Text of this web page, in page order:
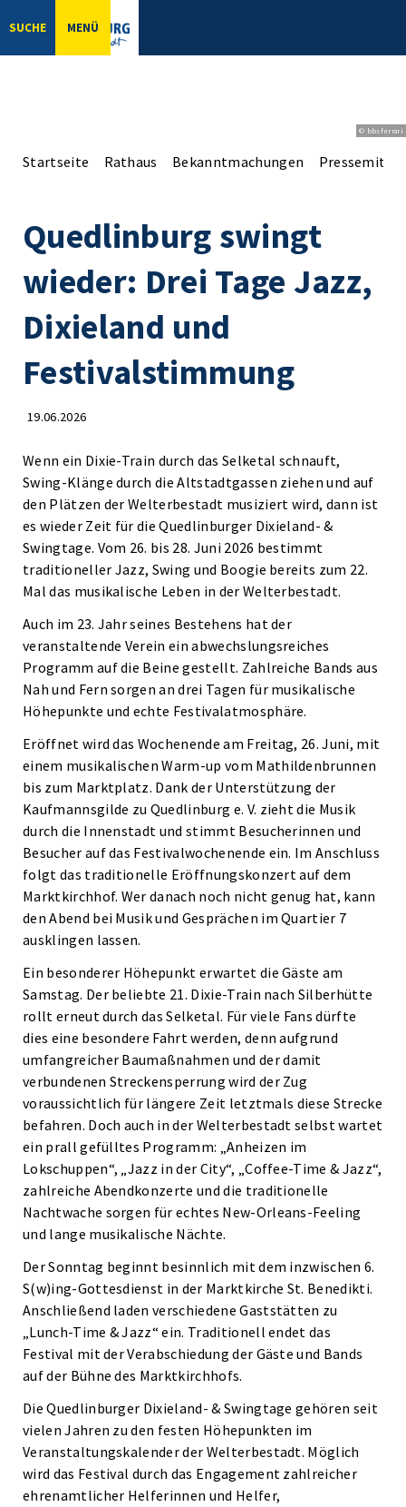
SUCHE MENÜ
© bbsferrari
Startseite Rathaus Bekanntmachungen
Quedlinburg swingt
wieder: Drei Tage Jazz,
Dixieland und
Festivalstimmung
19.06.2026
Wenn ein Dixie-Train durch das Selketal schnauft,
Swing-Klänge durch die Altstadtgassen ziehen und auf
den Plätzen der Welterbestadt musiziert wird, dann ist
es wieder Zeit für die Quedlinburger Dixieland- &
Swingtage. Vom 26. bis 28. Juni 2026 bestimmt
traditioneller Jazz, Swing und Boogie bereits zum 22.
Mal das musikalische Leben in der Welterbestadt.
Auch im 23. Jahr seines Bestehens hat der
veranstaltende Verein ein abwechslungsreiches
Programm auf die Beine gestellt. Zahlreiche Bands aus
Nah und Fern sorgen an drei Tagen für musikalische
Höhepunkte und echte Festivalatmosphäre.
Eröffnet wird das Wochenende am Freitag, 26. Juni, mit
einem musikalischen Warm-up vom Mathildenbrunnen
bis zum Marktplatz. Dank der Unterstützung der
Kaufmannsgilde zu Quedlinburg e. V. zieht die Musik
durch die Innenstadt und stimmt Besucherinnen und
Besucher auf das Festivalwochenende ein. Im Anschluss
folgt das traditionelle Eröffnungskonzert auf dem
Marktkirchhof. Wer danach noch nicht genug hat, kann
den Abend bei Musik und Gesprächen im Quartier 7
ausklingen lassen.
Ein besonderer Höhepunkt erwartet die Gäste am
Samstag. Der beliebte 21. Dixie-Train nach Silberhütte
rollt erneut durch das Selketal. Für viele Fans dürfte
dies eine besondere Fahrt werden, denn aufgrund
umfangreicher Baumaßnahmen und der damit
verbundenen Streckensperrung wird der Zug
voraussichtlich für längere Zeit letztmals diese Strecke
befahren. Doch auch in der Welterbestadt selbst wartet
ein prall gefülltes Programm: „Anheizen im
Lokschuppen“, „Jazz in der City“, „Coffee-Time & Jazz“,
zahlreiche Abendkonzerte und die traditionelle
Nachtwache sorgen für echtes New-Orleans-Feeling
und lange musikalische Nächte.
Der Sonntag beginnt besinnlich mit dem inzwischen 6.
S(w)ing-Gottesdienst in der Marktkirche St. Benedikti.
Anschließend laden verschiedene Gaststätten zu
„Lunch-Time & Jazz“ ein. Traditionell endet das
Festival mit der Verabschiedung der Gäste und Bands
auf der Bühne des Marktkirchhofs.
Die Quedlinburger Dixieland- & Swingtage gehören seit
vielen Jahren zu den festen Höhepunkten im
Veranstaltungskalender der Welterbestadt. Möglich
wird das Festival durch das Engagement zahlreicher
ehrenamtlicher Helferinnen und Helfer,